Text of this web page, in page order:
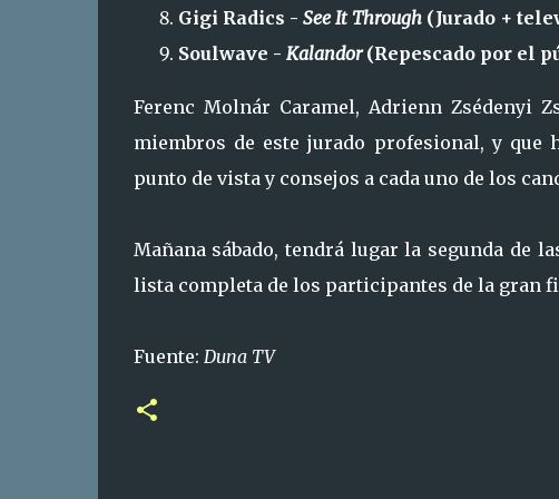
Gigi Radics - See It Through(Jurado +
Soulwave - Kalandor(Repescado por el
Ferenc Molnár Caramel, Adrienn Zsédenyi
miembros de este jurado profesional, y que
punto de vista y consejos a cada uno de los
Mañana sábado, tendrá lugar la segunda de
lista completa de los participantes de la gran
Fuente: Duna TV